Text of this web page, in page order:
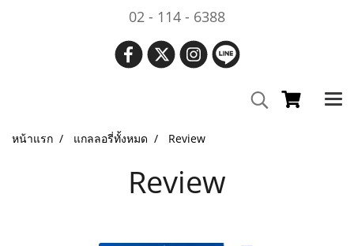
02 - 114 - 6388
หน้าแรก แกลลอรี่ทั้งหมด Review
Review